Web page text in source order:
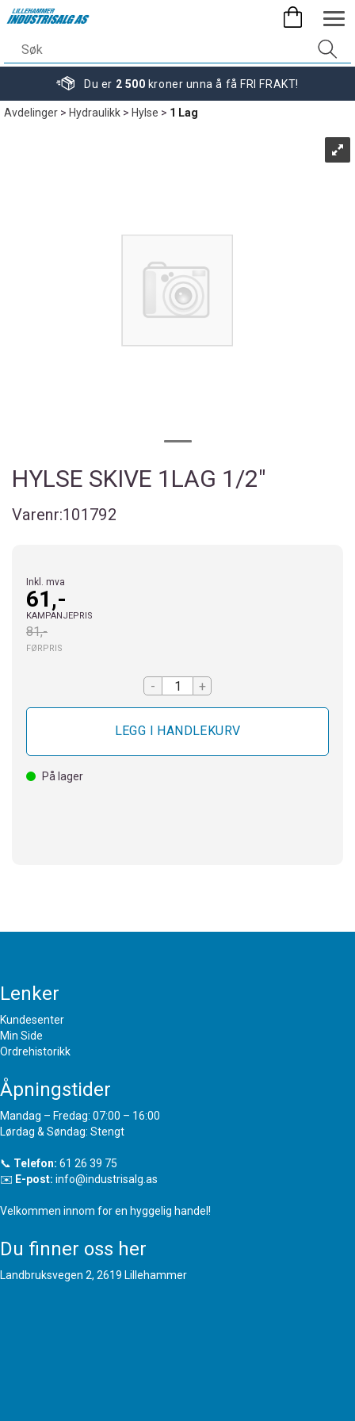
Du er 2 500 kroner unna å få FRI FRAKT!
Avdelinger>Hydraulikk>Hylse>1 Lag
HYLSE SKIVE 1LAG 1/2"
Varenr:101792
Inkl. mva
61,-
KAMPANJEPRIS
81,-
FØRPRIS
- +
På lager
Lenker
Kundesenter
Min Side
Ordrehistorikk
Åpningstider
Mandag – Fredag: 07:00 – 16:00
Lørdag & Søndag: Stengt
📞 Telefon: 61 26 39 75
✉️ E-post: info@industrisalg.as
Velkommen innom for en hyggelig handel!
Du finner oss her
Landbruksvegen 2, 2619 Lillehammer